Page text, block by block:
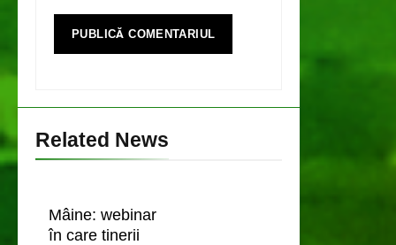
Related News
Mâine: webinar
în care tinerii